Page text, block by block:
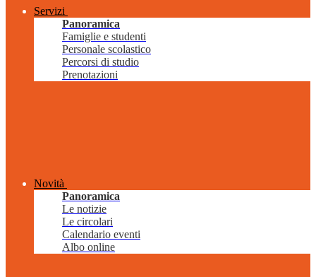
Servizi
Panoramica
Famiglie e studenti
Personale scolastico
Percorsi di studio
Prenotazioni
Novità
Panoramica
Le notizie
Le circolari
Calendario eventi
Albo online